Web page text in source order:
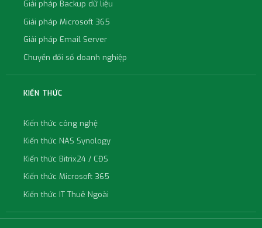
Giải pháp Backup dữ liệu
Giải pháp Microsoft 365
Giải pháp Email Server
Chuyển đổi số doanh nghiệp
KIẾN THỨC
Kiến thức công nghệ
Kiến thức NAS Synology
Kiến thức Bitrix24 / CĐS
Kiến thức Microsoft 365
Kiến thức IT Thuê Ngoài